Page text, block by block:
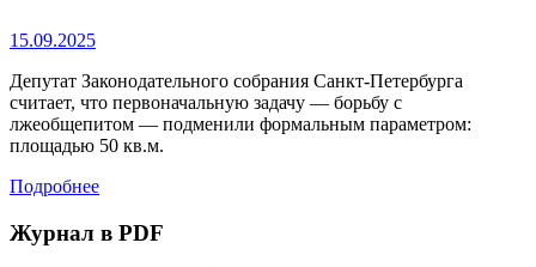
15.09.2025
Депутат Законодательного собрания Санкт-Петербурга
считает, что первоначальную задачу — борьбу с
лжеобщепитом — подменили формальным параметром:
площадью 50 кв.м.
Подробнее
Журнал в PDF